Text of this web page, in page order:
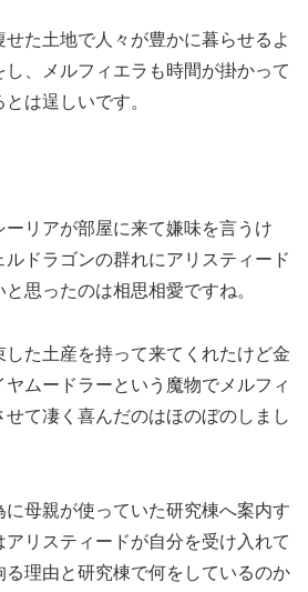
た土地で人々が豊かに暮らせるよ
し、メルフィエラも時間が掛かって
は逞しいです。
リアが部屋に来て嫌味を言うけ
ルドラゴンの群れにアリスティード
思ったのは相思相愛ですね。
た土産を持って来てくれたけど金
ムードラーという魔物でメルフィ
て凄く喜んだのはほのぼのしまし
母親が使っていた研究棟へ案内す
アリスティードが自分を受け入れて
る理由と研究棟で何をしているのか